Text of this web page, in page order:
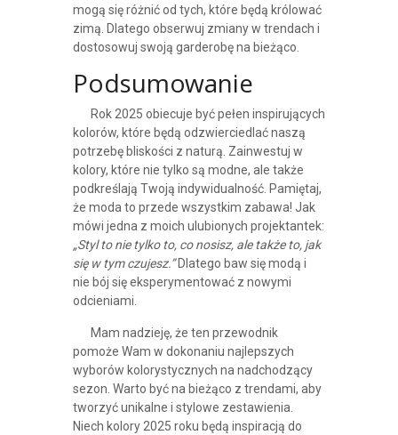
mogą się różnić od tych, które będą królować
zimą. Dlatego obserwuj zmiany w trendach i
dostosowuj swoją garderobę na bieżąco.
Podsumowanie
Rok 2025 obiecuje być pełen inspirujących
kolorów, które będą odzwierciedlać naszą
potrzebę bliskości z naturą. Zainwestuj w
kolory, które nie tylko są modne, ale także
podkreślają Twoją indywidualność. Pamiętaj,
że moda to przede wszystkim zabawa! Jak
mówi jedna z moich ulubionych projektantek:
„Styl to nie tylko to, co nosisz, ale także to, jak
się w tym czujesz.”Dlatego baw się modą i
nie bój się eksperymentować z nowymi
odcieniami.
Mam nadzieję, że ten przewodnik
pomoże Wam w dokonaniu najlepszych
wyborów kolorystycznych na nadchodzący
sezon. Warto być na bieżąco z trendami, aby
tworzyć unikalne i stylowe zestawienia.
Niech kolory 2025 roku będą inspiracją do